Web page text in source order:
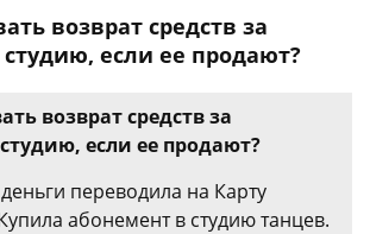
возврат средств за
если ее продают?
возврат средств за
если ее продают?
переводила на Карту
абонемент в студию танцев.